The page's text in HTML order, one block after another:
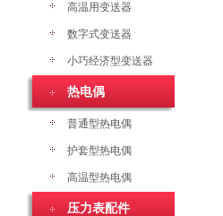
高温用变送器
数字式变送器
小巧经济型变送器
热电偶
普通型热电偶
护套型热电偶
高温型热电偶
压力表配件